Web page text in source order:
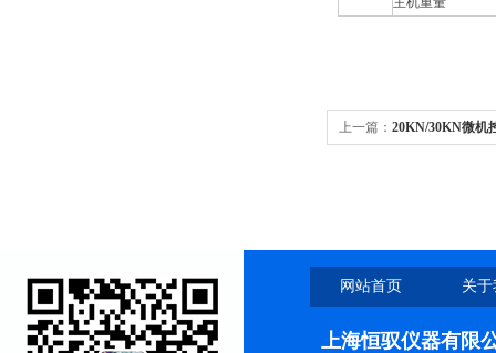
上一篇： 20KN/30KN微机
网站首页 关
上海恒驭仪器有限